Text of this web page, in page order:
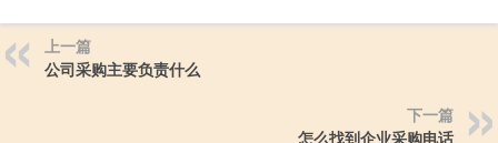
上一篇
公司采购主要负责什么
下一篇
怎么找到企业采购电话